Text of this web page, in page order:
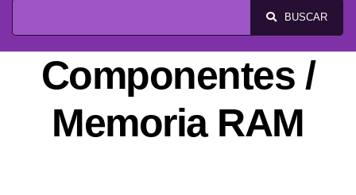
BUSCAR
Componentes /
Memoria RAM